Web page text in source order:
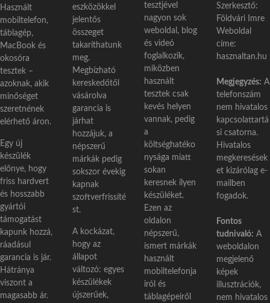
Használt
mobiltelefon,
táblagép,
MacBook és
okosóra
tesztek –
azoknak, akik
minőséget
szeretnének
elérhető áron.
Egy új
készülék
előnye, hogy
friss hardvert
és hosszabb
gyártói
támogatást
kapunk hozzá,
ráadásul
garancia is jár.
Hátránya
viszont a
magasabb ár.
eszközökkel
jelentős
összeget
takaríthatunk
meg.
Megbízható
kereskedőtől
vásárolva
garancia is
járhat
hozzájuk, a
népszerű
márkák pedig
sokszor évekig
kapnak
szoftverfrissíté
st.
A kockázat,
hogy az
állapot
változó: egyes
készülékek
újszerűek,
tesztjével
nagyon sok
weboldal, blog
és videó
foglalkozik,
miközben
használt
tesztek csak
kevés helyen
vannak, pedig
a
költséghatéko
nysága miatt
sokan
keresnek ilyen
készüléket.
Ezen az
oldalon
népszerű,
ismert márkák
használt
mobiltelefonja
iról és
táblagépeiről
Szerkesztő:
Földvári Imre
Weboldal
címe:
hasznaltan.hu
Megjegyzés: A
telefonszám
nem hivatalos
kapcsolattartá
si csatorna.
Hivatalos
megkeresések
et kizárólag e-
mailben
fogadok.
Fontos
tudnivaló: A
weboldalon
megjelenő
képek
illusztrációk,
nem hivatalos